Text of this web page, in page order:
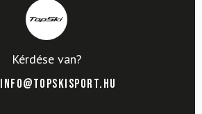
Kérdése van?
info@topskisport.hu